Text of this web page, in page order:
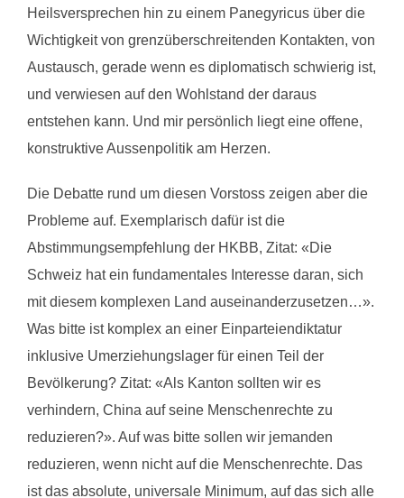
Heilsversprechen hin zu einem Panegyricus über die
Wichtigkeit von grenzüberschreitenden Kontakten, von
Austausch, gerade wenn es diplomatisch schwierig ist,
und verwiesen auf den Wohlstand der daraus
entstehen kann. Und mir persönlich liegt eine offene,
konstruktive Aussenpolitik am Herzen.
Die Debatte rund um diesen Vorstoss zeigen aber die
Probleme auf. Exemplarisch dafür ist die
Abstimmungsempfehlung der HKBB, Zitat: «Die
Schweiz hat ein fundamentales Interesse daran, sich
mit diesem komplexen Land auseinanderzusetzen…».
Was bitte ist komplex an einer Einparteiendiktatur
inklusive Umerziehungslager für einen Teil der
Bevölkerung? Zitat: «Als Kanton sollten wir es
verhindern, China auf seine Menschenrechte zu
reduzieren?». Auf was bitte sollen wir jemanden
reduzieren, wenn nicht auf die Menschenrechte. Das
ist das absolute, universale Minimum, auf das sich alle